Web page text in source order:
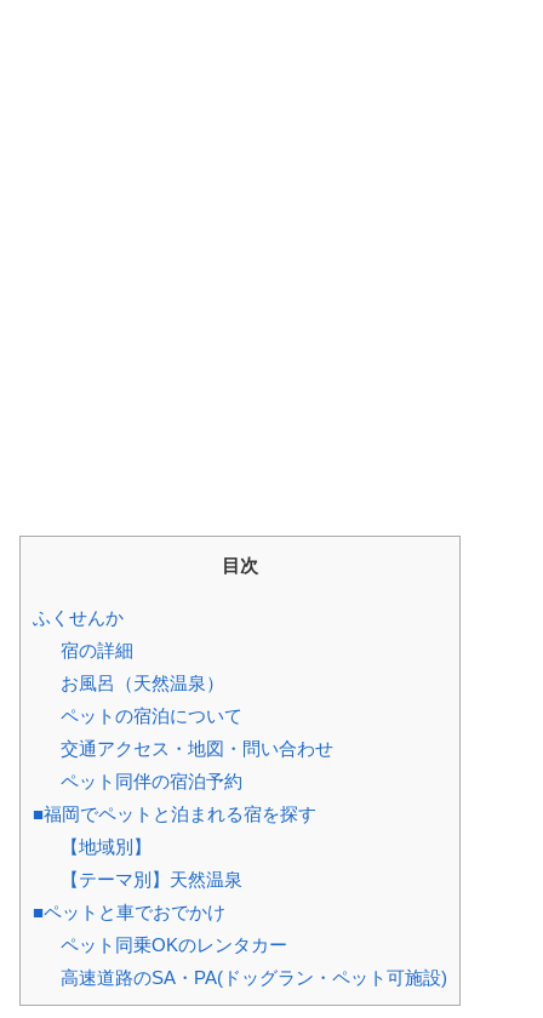
目次
ふくせんか
宿の詳細
お風呂（天然温泉）
ペットの宿泊について
交通アクセス・地図・問い合わせ
ペット同伴の宿泊予約
■福岡でペットと泊まれる宿を探す
【地域別】
【テーマ別】天然温泉
■ペットと車でおでかけ
ペット同乗OKのレンタカー
高速道路のSA・PA(ドッグラン・ペット可施設)